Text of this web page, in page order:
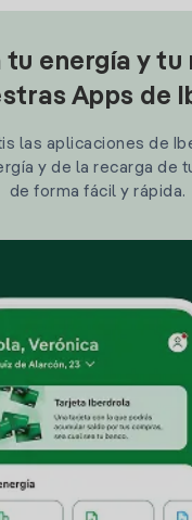
tu energía y tu
Apps de
las aplicaciones de
y de la recarga de
de forma fácil y rápida.